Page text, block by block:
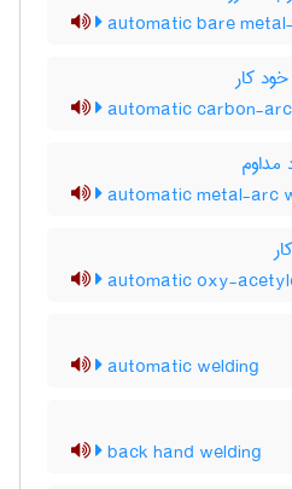
automatic bare
کار
automatic carbon-
automatic metal-arc
automatic oxy-
automatic welding
back hand welding